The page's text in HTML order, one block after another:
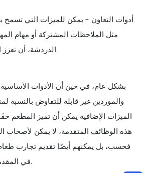
أدوات التعاون - يمكن للميزات التي تسمح
مثل الملاحظات المشتركة أو مهام
الدردشة، أن تعزز التنسيق والإنتاجية.
بشكل عام، في حين أن الأدوات
والموردين غير قابلة للتفاوض بالنسبة
الميزات الإضافية يمكن أن تميز المطعم
هذه الوظائف المتقدمة، لا يمكن لأصحاب
فحسب، بل يمكنهم أيضًا تقديم تجارب
في المقدمة في المشهد التنافسي.